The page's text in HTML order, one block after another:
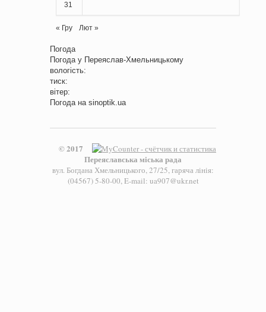
31
« Гру Лют »
Погода
Погода у Переяслав-Хмельницькому
вологість:
тиск:
вітер:
Погода на sinoptik.ua
© 2017
Переяславська міська рада
вул. Богдана Хмельницького, 27/25, гаряча лінія:
(04567) 5-80-00, E-mail: ua907@ukr.net